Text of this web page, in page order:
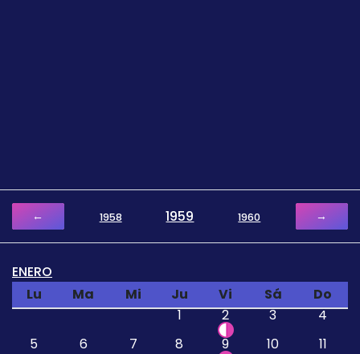
← 1958 1959 1960 →
ENERO
Lu
Ma Mi Ju Vi Sá
Do
1
2 3
4
5
6 7 8 9 10
11